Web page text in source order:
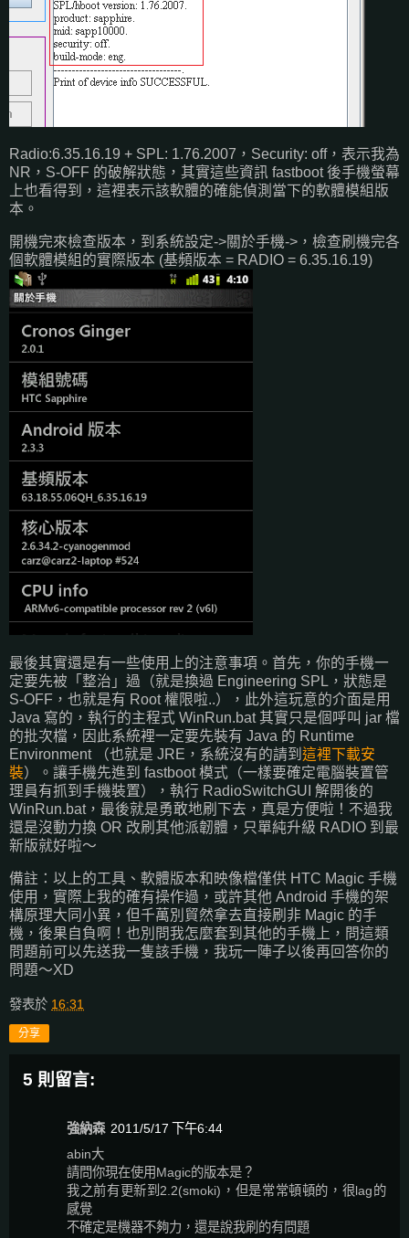
Radio:6.35.16.19 + SPL: 1.76.2007，Security: off，表示我為
NR，S-OFF 的破解狀態，其實這些資訊 fastboot 後手機螢幕
上也看得到，這裡表示該軟體的確能偵測當下的軟體模組版
本。
開機完來檢查版本，到系統設定->關於手機->，檢查刷機完各
個軟體模組的實際版本 (基頻版本 = RADIO = 6.35.16.19)
最後其實還是有一些使用上的注意事項。首先，你的手機一
定要先被「整治」過（就是換過 Engineering SPL，狀態是
S-OFF，也就是有 Root 權限啦..），此外這玩意的介面是用
Java 寫的，執行的主程式 WinRun.bat 其實只是個呼叫 jar 檔
的批次檔，因此系統裡一定要先裝有 Java 的 Runtime
Environment （也就是 JRE，系統沒有的請到 這裡下載安
裝）。讓手機先進到 fastboot 模式（一樣要確定電腦裝置管
理員有抓到手機裝置），執行 RadioSwitchGUI 解開後的
WinRun.bat，最後就是勇敢地刷下去，真是方便啦！不過我
還是沒動力換 OR 改刷其他派韌體，只單純升級 RADIO 到最
新版就好啦～
備註：以上的工具、軟體版本和映像檔僅供 HTC Magic 手機
使用，實際上我的確有操作過，或許其他 Android 手機的架
構原理大同小異，但千萬別貿然拿去直接刷非 Magic 的手
機，後果自負啊！也別問我怎麼套到其他的手機上，問這類
問題前可以先送我一隻該手機，我玩一陣子以後再回答你的
問題～XD
發表於 16:31
分享
5 則留言:
強納森 2011/5/17 下午6:44
abin大
請問你現在使用Magic的版本是？
我之前有更新到2.2(smoki)，但是常常頓頓的，很lag的
感覺
不確定是機器不夠力，還是說我刷的有問題